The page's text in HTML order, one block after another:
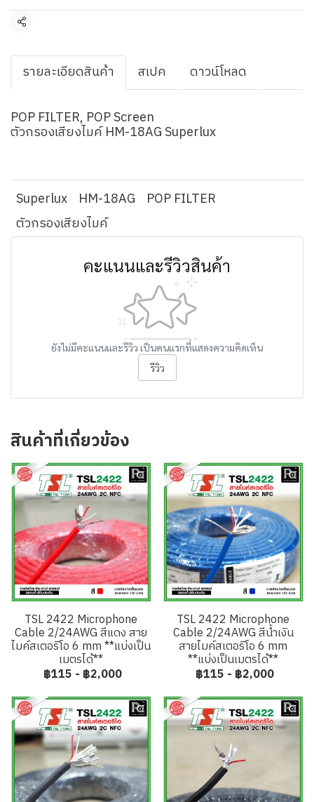
แชร์
รายละเอียดสินค้า สเปค ดาวน์โหลด
POP FILTER, POP Screen
ตัวกรองเสียงไมค์ HM-18AG Superlux
Superlux HM-18AG
POP FILTER
ตัวกรองเสียงไมค์
คะแนนและรีวิวสินค้า
ยังไม่มีคะแนนและรีวิว เป็นคนแรกที่แสดงความคิดเห็น
รีวิว
สินค้าที่เกี่ยวข้อง
TSL 2422 Microphone
Cable 2/24AWG สีแดง สาย
ไมค์สเตอริโอ 6 mm **แบ่งเป็น
เมตรได้**
฿115 - ฿2,000
TSL 2422 Microphone
Cable 2/24AWG สีน้ำเงิน
สายไมค์สเตอริโอ 6 mm
**แบ่งเป็นเมตรได้**
฿115 - ฿2,000